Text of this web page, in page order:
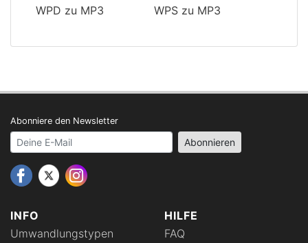
WPD zu MP3
WPS zu MP3
INFO
Umwandlungstypen
HILFE
FAQ
Abonniere den Newsletter
Your email address Abonnieren